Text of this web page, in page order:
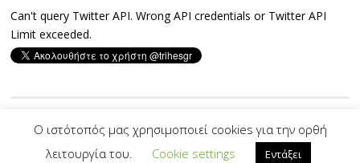
Can't query Twitter API. Wrong API credentials or Twitter API
Limit exceeded.
Copyright © 2026 ΤΡΙΧΕΣ. All Rights Reserved.
Designed by
Developed By -|PVS|-
Ο ιστότοπός μας χρησιμοποιεί cookies για την ορθή
λειτουργία του.
Cookie settings Εντάξει